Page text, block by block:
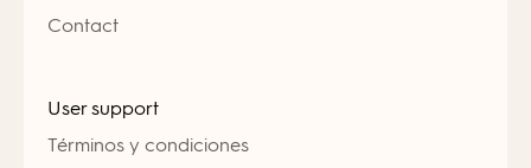
Contact
User support
Términos y condiciones